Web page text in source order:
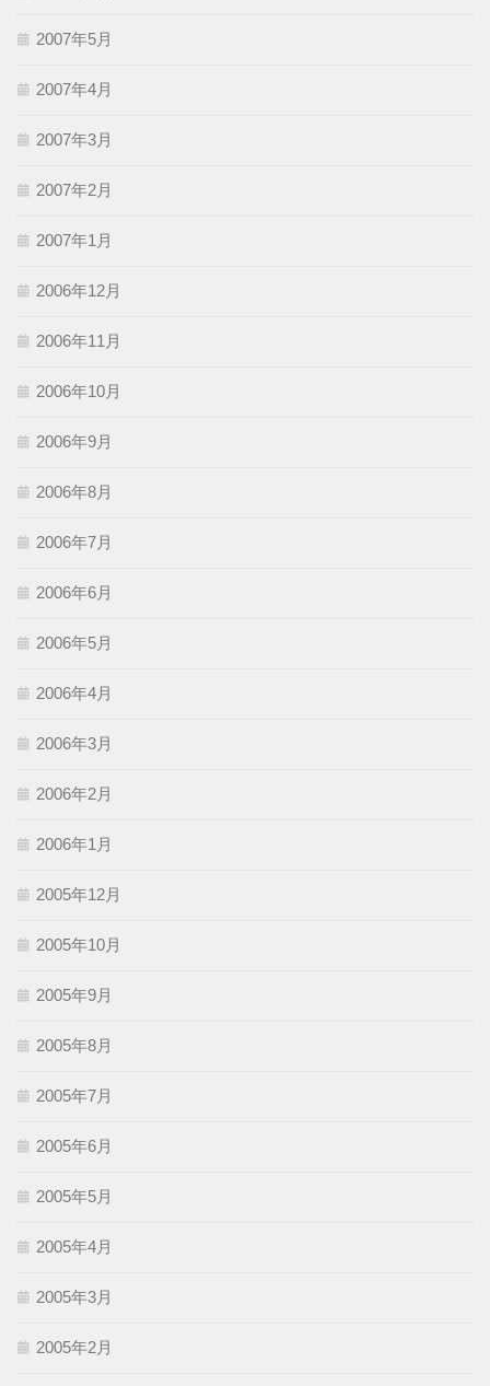
2007年5月
2007年4月
2007年3月
2007年2月
2007年1月
2006年12月
2006年11月
2006年10月
2006年9月
2006年8月
2006年7月
2006年6月
2006年5月
2006年4月
2006年3月
2006年2月
2006年1月
2005年12月
2005年10月
2005年9月
2005年8月
2005年7月
2005年6月
2005年5月
2005年4月
2005年3月
2005年2月